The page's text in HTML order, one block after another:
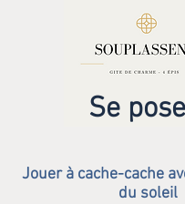
Se
Jouer à cache-cache
du soleil